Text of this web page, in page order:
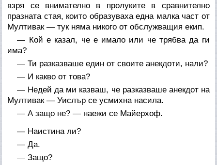
взря се внимателно в пролуките в сравнително
празната стая, които образуваха една малка част от
Мултивак — тук няма никого от обслужващия екип.
— Кой е казал, че е имало или че трябва да ги
има?
— Ти разказваше един от своите анекдоти, нали?
— И какво от това?
— Недей да ми казваш, че разказваше анекдот на
Мултивак — Уислър се усмихна насила.
— А защо не? — наежи се Майерхоф.
— Наистина ли?
— Да.
— Защо?